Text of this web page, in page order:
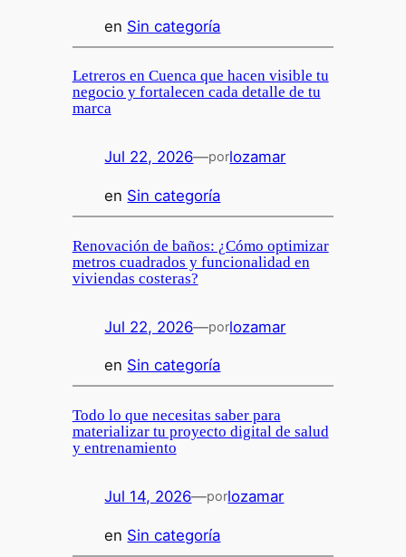
en Sin categoría
Letreros en Cuenca que hacen visible tu
negocio y fortalecen cada detalle de tu
marca
Jul 22, 2026—porlozamar
en Sin categoría
Renovación de baños: ¿Cómo optimizar
metros cuadrados y funcionalidad en
viviendas costeras?
Jul 22, 2026—porlozamar
en Sin categoría
Todo lo que necesitas saber para
materializar tu proyecto digital de salud
y entrenamiento
Jul 14, 2026—porlozamar
en Sin categoría